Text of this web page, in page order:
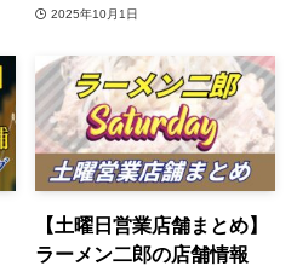
2025年10月1日
【土曜日営業店舗まとめ】
ラーメン二郎の店舗情報